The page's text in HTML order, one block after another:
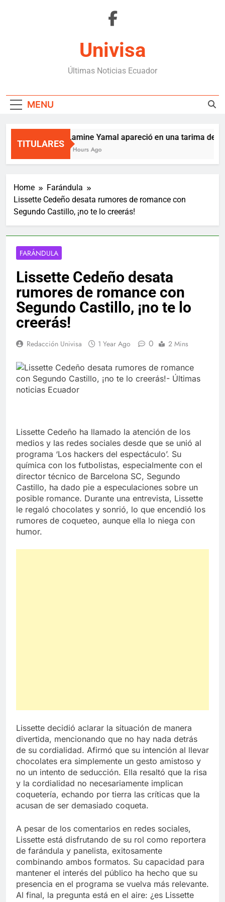
Univisa
Últimas Noticias Ecuador
MENU
TITULARES
Lamine Yamal apareció en una tarima de
9 Hours Ago
Home
Farándula
Lissette Cedeño desata rumores de romance con
Segundo Castillo, ¡no te lo creerás!
FARÁNDULA
Lissette Cedeño desata
rumores de romance con
Segundo Castillo, ¡no te lo
creerás!
Redacción Univisa 1 Year Ago 0 2 Mins
Lissette Cedeño ha llamado la atención de los
medios y las redes sociales desde que se unió al
programa ‘Los hackers del espectáculo’. Su
química con los futbolistas, especialmente con el
director técnico de Barcelona SC, Segundo
Castillo, ha dado pie a especulaciones sobre un
posible romance. Durante una entrevista, Lissette
le regaló chocolates y sonrió, lo que encendió los
rumores de coqueteo, aunque ella lo niega con
humor.
Lissette decidió aclarar la situación de manera
divertida, mencionando que no hay nada detrás
de su cordialidad. Afirmó que su intención al llevar
chocolates era simplemente un gesto amistoso y
no un intento de seducción. Ella resaltó que la risa
y la cordialidad no necesariamente implican
coquetería, echando por tierra las críticas que la
acusan de ser demasiado coqueta.
A pesar de los comentarios en redes sociales,
Lissette está disfrutando de su rol como reportera
de farándula y panelista, exitosamente
combinando ambos formatos. Su capacidad para
mantener el interés del público ha hecho que su
presencia en el programa se vuelva más relevante.
Al final, la pregunta está en el aire: ¿es Lissette